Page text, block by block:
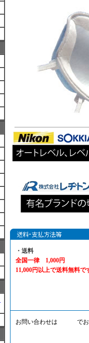
・送料
全国一律 1,000円
11,000円以上で送料無料で
お問い合わせは で